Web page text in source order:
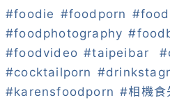
#foodie #foodporn
#foodphotography
#foodvideo #taipeibar
#cocktailporn
#karensfoodporn #相機食